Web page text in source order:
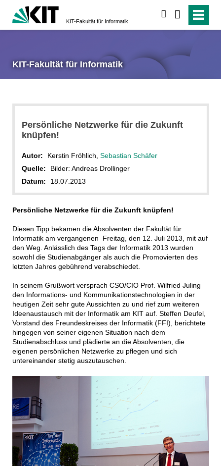
KIT-Fakultät für Informatik
KIT-Fakultät für Informatik
Persönliche Netzwerke für die Zukunft
knüpfen!
Autor: Kerstin Fröhlich, Sebastian Schäfer
Quelle:
Bilder: Andreas Drollinger
Datum:
18.07.2013
Persönliche Netzwerke für die Zukunft knüpfen!
Diesen Tipp bekamen die Absolventen der Fakultät für
Informatik am vergangenen Freitag, den 12. Juli 2013, mit auf
den Weg. Anlässlich des Tags der Informatik 2013 wurden
sowohl die Studienabgänger als auch die Promovierten des
letzten Jahres gebührend verabschiedet.
In seinem Grußwort versprach CSO/CIO Prof. Wilfried Juling
den Informations- und Kommunikationstechnologien in der
heutigen Zeit sehr gute Aussichten zu und rief zum weiteren
Ideenaustausch mit der Informatik am KIT auf. Steffen Deufel,
Vorstand des Freundeskreises der Informatik (FFI), berichtete
hingegen von seiner eigenen Situation nach dem
Studienabschluss und plädierte an die Absolventen, die
eigenen persönlichen Netzwerke zu pflegen und sich
untereinander stetig auszutauschen.